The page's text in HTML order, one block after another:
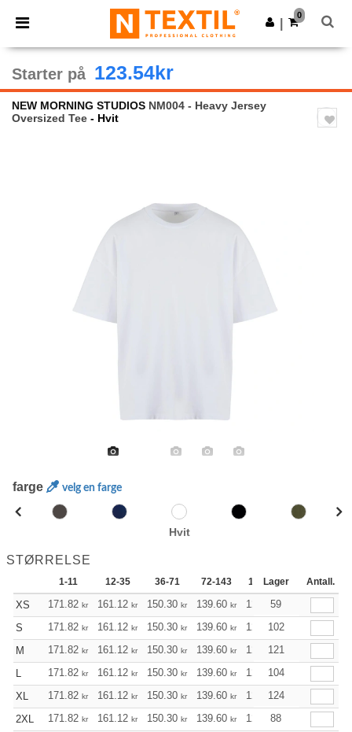
× Ntextil-app
Bedre priser i appen!
Last ned app
0
Starter på 123.54kr
NEW MORNING STUDIOS NM004 - Heavy Jersey
Oversized Tee - Hvit
farge velg en farge
Hvit
STØRRELSE
1-11 12-35 36-71 72-143 144-287 288 +
Lager Antall.
XS 171.82 kr 161.12 kr 150.30 kr 139.60 kr 128.89 kr
59
S
171.82 kr 161.12 kr 150.30 kr 139.60 kr 128.89 kr
102
M
171.82 kr 161.12 kr 150.30 kr 139.60 kr 128.89 kr
121
L
171.82 kr 161.12 kr 150.30 kr 139.60 kr 128.89 kr
104
XL
171.82 kr 161.12 kr 150.30 kr 139.60 kr 128.89 kr
124
2XL
171.82 kr 161.12 kr 150.30 kr 139.60 kr 128.89 kr
88